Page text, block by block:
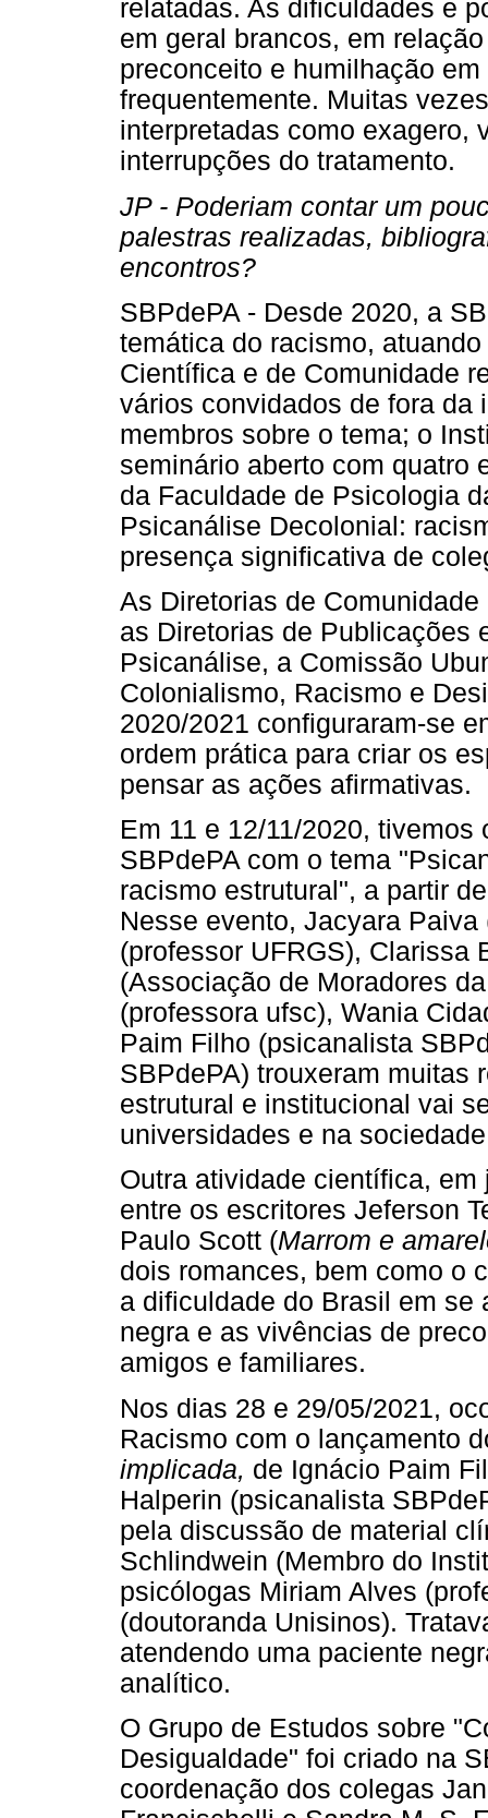
relatadas. As dificuldades e
em geral brancos, em
preconceito e humilhação
frequentemente. Muitas
interpretadas como exagero,
interrupções do tratamento.
JP - Poderiam contar um
palestras realizadas,
encontros?
SBPdePA - Desde 2020, a
temática do racismo,
Científica e de Comunidade
vários convidados de fora da
membros sobre o tema; o
seminário aberto com quatro
da Faculdade de Psicologia
Psicanálise Decolonial:
presença significativa de
As Diretorias de
as Diretorias de Publicações
Psicanálise, a Comissão
Colonialismo, Racismo e
2020/2021 configuraram-se
ordem prática para criar os
pensar as ações afirmativas.
Em 11 e 12/11/2020,
SBPdePA com o tema
racismo estrutural", a partir
Nesse evento, Jacyara
(professor UFRGS), Clarissa
(Associação de Moradores
(professora ufsc), Wania
Paim Filho (psicanalista
SBPdePA) trouxeram muitas
estrutural e institucional vai
universidades e na
Outra atividade científica,
entre os escritores Jeferson
Paulo Scott (Marrom e
dois romances, bem como o
a dificuldade do Brasil em
negra e as vivências de
amigos e familiares.
Nos dias 28 e 29/05/2021,
Racismo com o lançamento
implicada, de Ignácio Paim
Halperin (psicanalista
pela discussão de material
Schlindwein (Membro do
psicólogas Miriam Alves
(doutoranda Unisinos).
atendendo uma paciente
analítico.
O Grupo de Estudos sobre
Desigualdade" foi criado na
coordenação dos colegas